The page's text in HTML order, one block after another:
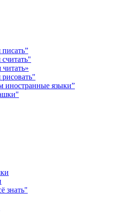
иностранные языки”
знать"